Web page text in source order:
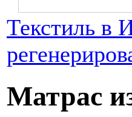
Текстиль в
Матрас